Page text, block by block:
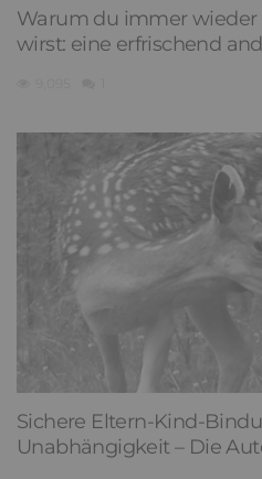
Warum du immer wieder
wirst: eine erfrischend
Sichere Eltern-Kind-
Unabhängigkeit – Die